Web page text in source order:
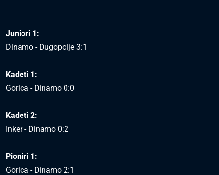
Juniori 1:
Dinamo - Dugopolje 3:1
Kadeti 1:
Gorica - Dinamo 0:0
Kadeti 2:
Inker - Dinamo 0:2
Pioniri 1:
Gorica - Dinamo 2:1